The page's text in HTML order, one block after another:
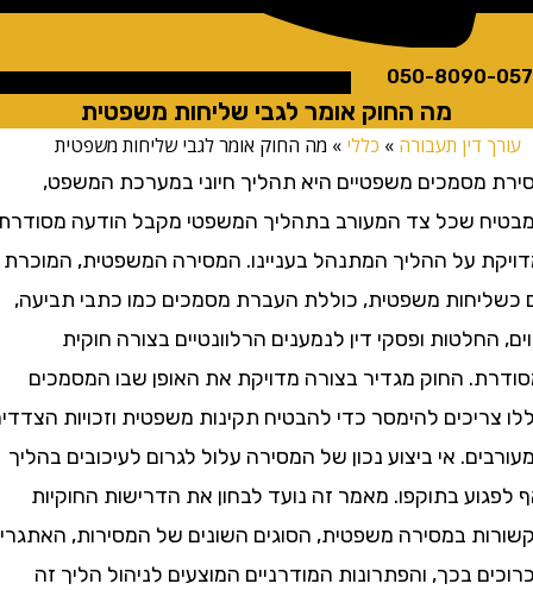
050-
מה החוק אומר לגבי שליחות משפטית
דין תעבורה»כללי»מה החוק אומר לגבי שליחות משפטית
משפטיים היא תהליך חיוני במערכת המשפט,
שכל צד המעורב בתהליך המשפטי מקבל הודעה מסודרת
על ההליך המתנהל בעניינו. המסירה המשפטית, המוכרת
משפטית, כוללת העברת מסמכים כמו כתבי תביעה,
ופסקי דין לנמענים הרלוונטיים בצורה חוקית
החוק מגדיר בצורה מדויקת את האופן שבו המסמכים
להימסר כדי להבטיח תקינות משפטית וזכויות הצדדים
אי ביצוע נכון של המסירה עלול לגרום לעיכובים בהליך
בתוקפו. מאמר זה נועד לבחון את הדרישות החוקיות
במסירה משפטית, הסוגים השונים של המסירות, האתגרים
בכך, והפתרונות המודרניים המוצעים לניהול הליך זה